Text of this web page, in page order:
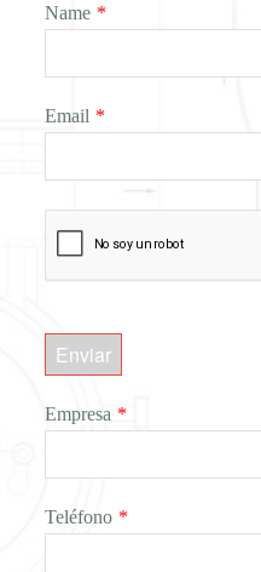
Name *
Email *
Enviar
Empresa *
Teléfono *